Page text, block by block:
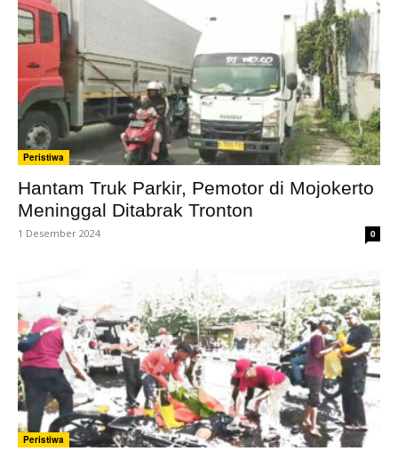
Peristiwa
Hantam Truk Parkir, Pemotor di Mojokerto
Meninggal Ditabrak Tronton
1 Desember 2024 0
Peristiwa